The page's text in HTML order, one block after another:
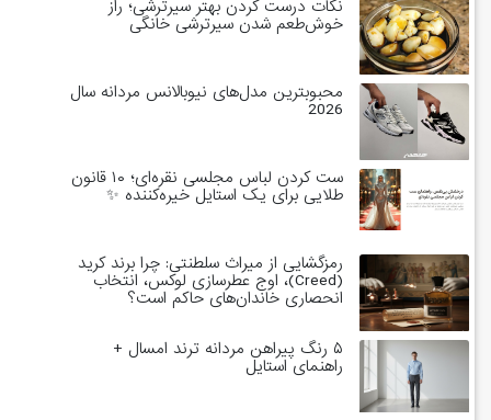
نکات درست کردن بهتر سیرترشی؛ راز
خوش‌طعم شدن سیرترشی خانگی
محبوبترین مدل‌های نیوبالانس مردانه سال
2026
ست کردن لباس مجلسی نقره‌ای؛ ۱۰ قانون
طلایی برای یک استایل خیره‌کننده ✨
رمزگشایی از میراث سلطنتی: چرا برند کرید
(Creed)، اوج عطرسازی لوکس، انتخاب
انحصاری خاندان‌های حاکم است؟
۵ رنگ پیراهن مردانه ترند امسال +
راهنمای استایل